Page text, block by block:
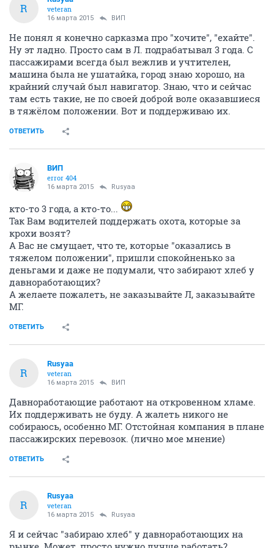
R
veteran
16 марта 2015 ВИП
Не понял я конечно сарказма про "хочите", "ехайте".
Ну эт ладно. Просто сам в Л. подрабатывал 3 года. С
пассажирами всегда был вежлив и учтителен,
машина была не ушатайка, город знаю хорошо, на
крайний случай был навигатор. Знаю, что и сейчас
там есть такие, не по своей доброй воле оказавшиеся
в тяжёлом положении. Вот и поддерживаю их.
ОТВЕТИТЬ
ВИП
error 404
16 марта 2015 Rusyaa
кто-то 3 года, а кто-то...
Так Вам водителей поддержать охота, которые за
крохи возят?
А Вас не смущает, что те, которые "оказались в
тяжелом положении", пришли спокойненько за
деньгами и даже не подумали, что забирают хлеб у
давноработающих?
А желаете пожалеть, не заказывайте Л, заказывайте
МГ.
ОТВЕТИТЬ
R
Rusyaa
veteran
16 марта 2015 ВИП
Давноработающие работают на откровенном хламе.
Их поддерживать не буду. А жалеть никого не
собираюсь, особенно МГ. Отстойная компания в плане
пассажирских перевозок. (лично мое мнение)
ОТВЕТИТЬ
R
Rusyaa
veteran
16 марта 2015 Rusyaa
Я и сейчас "забираю хлеб" у давноработающих на